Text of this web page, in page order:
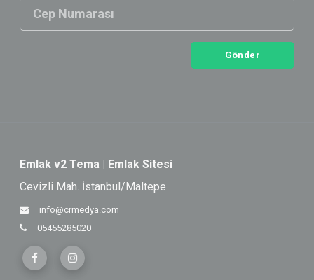
Gönder
Emlak v2 Tema | Emlak Sitesi
Cevizli Mah. İstanbul/Maltepe
info@crmedya.com
05455285020